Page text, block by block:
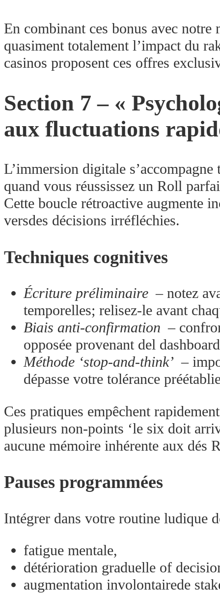
En combinant ces bonus avec notre
quasiment totalement l’impact du
casinos proposent ces offres
Section 7 – «
aux fluctuations
L’immersion digitale
quand vous réussissez un Roll
Cette boucle rétroactive augmente
versdes décisions irréfléchies.
Techniques cognitives
Écriture préliminaire – notez
temporelles; relisez-le avant
Biais anti‐confirmation –
opposée provenant del
Méthode ‘stop‐and‐think’ –
dépasse votre tolérance
Ces pratiques empêchent
plusieurs non‐points ‘le six doit
aucune mémoire inhérente aux dés
Pauses programmées
Intégrer dans votre routine ludique
fatigue mentale,
détérioration graduelle of
augmentation involontairede